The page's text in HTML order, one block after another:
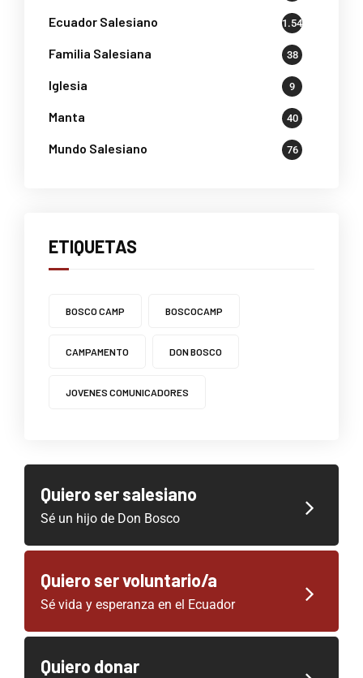
Ecuador Salesiano 1.541
Familia Salesiana 38
Iglesia 9
Manta 40
Mundo Salesiano 76
ETIQUETAS
BOSCO CAMP BOSCOCAMP
CAMPAMENTO DON BOSCO
JOVENES COMUNICADORES
Quiero ser salesiano
Sé un hijo de Don Bosco
Quiero ser voluntario/a
Sé vida y esperanza en el Ecuador
Quiero donar